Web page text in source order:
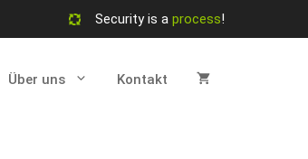
Security is a process!
Über uns Kontakt